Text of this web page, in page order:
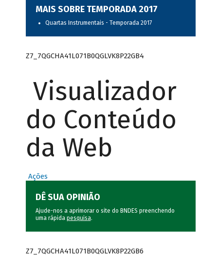
MAIS SOBRE TEMPORADA 2017
Quartas Instrumentais - Temporada 2017
Z7_7QGCHA41L071B0QGLVK8P22GB4
Visualizador
do Conteúdo
da Web
Ações
DÊ SUA OPINIÃO
Ajude-nos a aprimorar o site do BNDES preenchendo
uma rápida pesquisa.
Z7_7QGCHA41L071B0QGLVK8P22GB6